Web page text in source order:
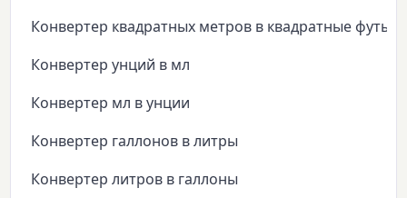
Конвертер квадратных метров в квадратные футы
Конвертер унций в мл
Конвертер мл в унции
Конвертер галлонов в литры
Конвертер литров в галлоны